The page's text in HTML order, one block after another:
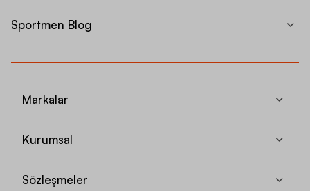
Sportmen Blog
Markalar
Kurumsal
Sözleşmeler